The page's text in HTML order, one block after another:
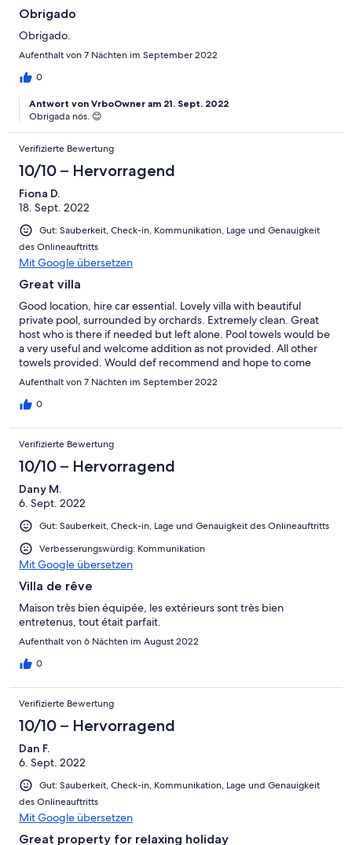
Obrigado
Obrigado.
Aufenthalt von 7 Nächten im September 2022
0
Antwort von VrboOwner am 21. Sept. 2022
Obrigada nós. 😊
Verifizierte Bewertung
10/10 – Hervorragend
Fiona D.
18. Sept. 2022
Gut: Sauberkeit, Check-in, Kommunikation, Lage und Genauigkeit
des Onlineauftritts
Mit Google übersetzen
Great villa
Good location, hire car essential. Lovely villa with beautiful
private pool, surrounded by orchards. Extremely clean. Great
host who is there if needed but left alone. Pool towels would be
a very useful and welcome addition as not provided. All other
towels provided. Would def recommend and hope to come
here again. Thank you Vania
Aufenthalt von 7 Nächten im September 2022
0
Verifizierte Bewertung
10/10 – Hervorragend
Dany M.
6. Sept. 2022
Gut: Sauberkeit, Check-in, Lage und Genauigkeit des Onlineauftritts
Verbesserungswürdig: Kommunikation
Mit Google übersetzen
Villa de rêve
Maison très bien équipée, les extérieurs sont très bien
entretenus, tout était parfait.
Aufenthalt von 6 Nächten im August 2022
0
Verifizierte Bewertung
10/10 – Hervorragend
Dan F.
6. Sept. 2022
Gut: Sauberkeit, Check-in, Kommunikation, Lage und Genauigkeit
des Onlineauftritts
Mit Google übersetzen
Great property for relaxing holiday